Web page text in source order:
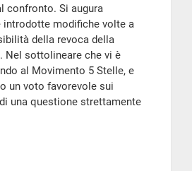
confronto. Si augura
introdotte modifiche volte a
della revoca della
Nel sottolineare che vi è
al Movimento 5 Stelle, e
un voto favorevole sui
una questione strettamente